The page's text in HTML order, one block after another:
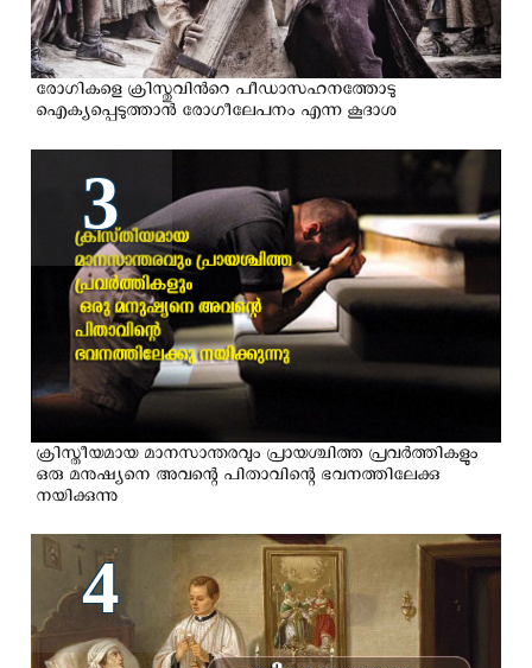
രോഗികളെ ക്രിസ്തുവിന്‍റെ പീഡാസഹനത്തോടു
ഐക്യപ്പെടുത്താൻ രോഗീലേപനം എന്ന കൂദാശ
3
ക്രിസ്തീയമായ മാനസാന്തരവും പ്രായശ്ചിത്ത പ്രവർത്തികളും
ഒരു മനുഷ്യനെ അവന്റെ പിതാവിന്റെ ഭവനത്തിലേക്കു
നയിക്കുന്നു
4